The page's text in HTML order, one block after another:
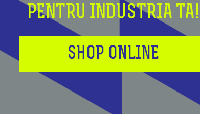
PENTRU INDUSTRIA TA!
SHOP ONLINE